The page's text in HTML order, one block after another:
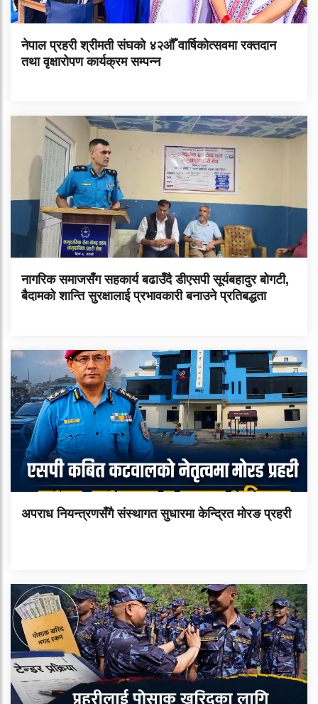
नेपाल प्रहरी श्रीमती संघको ४२औँ वार्षिकोत्सवमा रक्तदान
तथा वृक्षारोपण कार्यक्रम सम्पन्न
नागरिक समाजसँग सहकार्य बढाउँदै डीएसपी सूर्यबहादुर बोगटी,
बैदामको शान्ति सुरक्षालाई प्रभावकारी बनाउने प्रतिबद्धता
अपराध नियन्त्रणसँगै संस्थागत सुधारमा केन्द्रित मोरङ प्रहरी